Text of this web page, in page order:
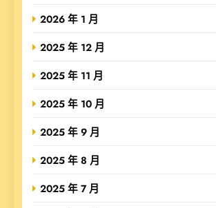
2026 年 1 月
2025 年 12 月
2025 年 11 月
2025 年 10 月
2025 年 9 月
2025 年 8 月
2025 年 7 月